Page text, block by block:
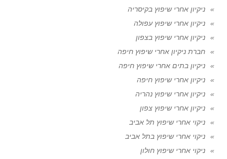
ניקיון אחרי שיפוץ בקיסריה
ניקיון אחרי שיפוץ עפולה
ניקיון אחרי שיפוץ בצפון
חברת ניקיון אחרי שיפוץ חיפה
ניקיון בתים אחרי שיפוץ חיפה
ניקיון אחרי שיפוץ חיפה
ניקיון אחרי שיפוץ נהריה
ניקיון אחרי שיפוץ צפון
ניקוי אחרי שיפוץ תל אביב
ניקוי אחרי שיפוץ בתל אביב
ניקוי אחרי שיפוץ חולון